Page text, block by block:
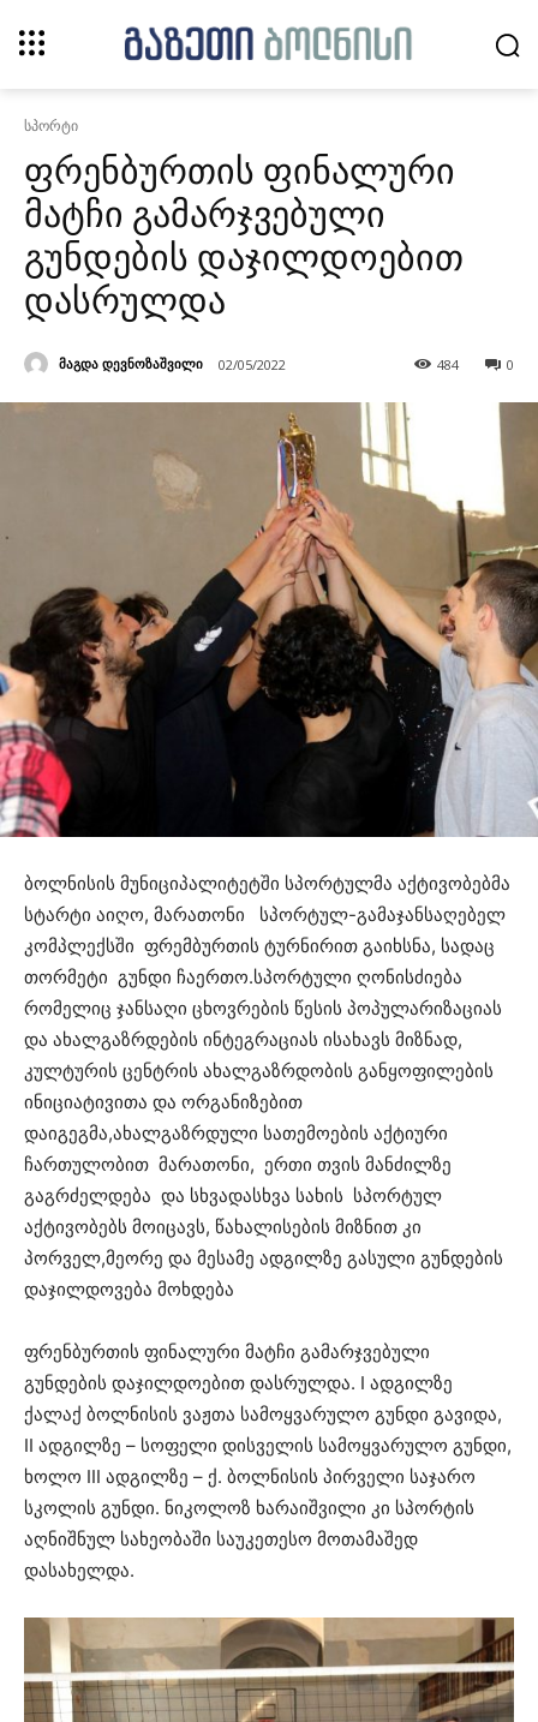
სპორტი
ფრენბურთის ფინალური
მატჩი გამარჯვებული
გუნდების დაჯილდოებით
დასრულდა
მაგდა დევნოზაშვილი 02/05/2022 0
484
ბოლნისის მუნიციპალიტეტში სპორტულმა აქტივობებმა
სტარტი აიღო, მარათონი სპორტულ-გამაჯანსაღებელ
კომპლექსში ფრემბურთის ტურნირით გაიხსნა, სადაც
თორმეტი გუნდი ჩაერთო.სპორტული ღონისძიება
რომელიც ჯანსაღი ცხოვრების წესის პოპულარიზაციას
და ახალგაზრდების ინტეგრაციას ისახავს მიზნად,
კულტურის ცენტრის ახალგაზრდობის განყოფილების
ინიციატივითა და ორგანიზებით
დაიგეგმა,ახალგაზრდული სათემოების აქტიური
ჩართულობით მარათონი, ერთი თვის მანძილზე
გაგრძელდება და სხვადასხვა სახის სპორტულ
აქტივობებს მოიცავს, წახალისების მიზნით კი
პორველ,მეორე და მესამე ადგილზე გასული გუნდების
დაჯილდოვება მოხდება
ფრენბურთის ფინალური მატჩი გამარჯვებული
გუნდების დაჯილდოებით დასრულდა. I ადგილზე
ქალაქ ბოლნისის ვაჟთა სამოყვარულო გუნდი გავიდა,
II ადგილზე – სოფელი დისველის სამოყვარულო გუნდი,
ხოლო III ადგილზე – ქ. ბოლნისის პირველი საჯარო
სკოლის გუნდი. ნიკოლოზ ხარაიშვილი კი სპორტის
აღნიშნულ სახეობაში საუკეთესო მოთამაშედ
დასახელდა.